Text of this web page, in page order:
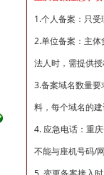
1.个人备案：只
2.单位备案：主
法人时，需提供
3.备案域名数量
料，每个域名的
4. 应急电话：重
不能与座机号码/